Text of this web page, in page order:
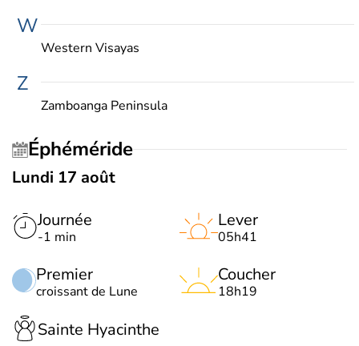
W
Western Visayas
Z
Zamboanga Peninsula
Éphéméride
Lundi 17 août
Journée
-1 min
Premier
croissant de Lune
Lever
05h41
Coucher
18h19
Sainte Hyacinthe